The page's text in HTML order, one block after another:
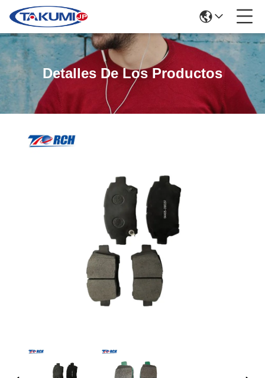
Detalles De Los Productos